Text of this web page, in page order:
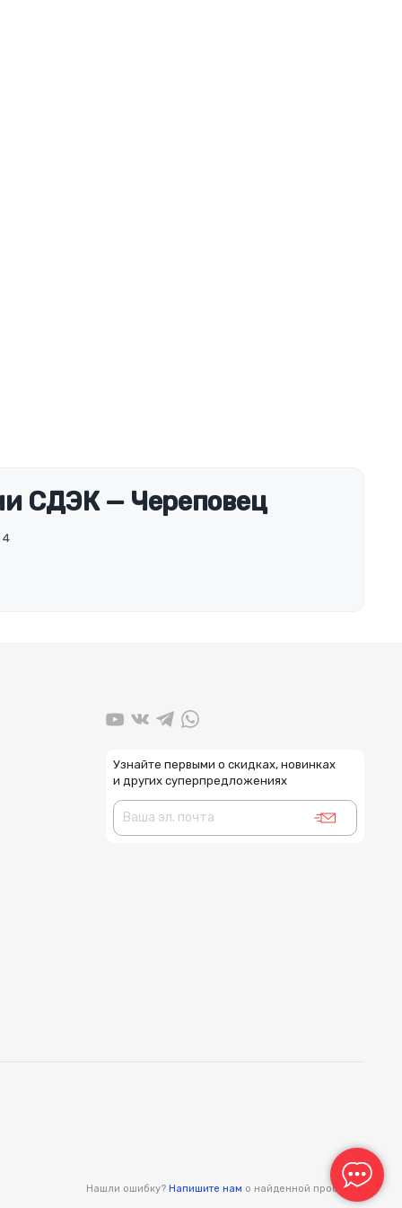
СДЭК — Череповец
4
Узнайте первыми о скидках, новинках
и других суперпредложениях
Нашли ошибку? Напишите нам о найденной проблеме